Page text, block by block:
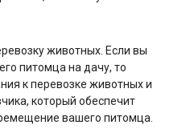
животных. Если вы
питомца на дачу, то
к перевозке животных и
который обеспечит
вашего питомца.